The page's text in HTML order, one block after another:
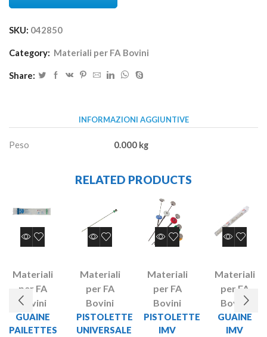
SKU: 042850
Category: Materiali per FA Bovini
Share:
INFORMAZIONI AGGIUNTIVE
Peso 0.000 kg
RELATED PRODUCTS
Materiali
per FA
Bovini
GUAINE
PAILETTES
Materiali
per FA
Bovini
PISTOLETTE
UNIVERSALE
Materiali
per FA
Bovini
PISTOLETTE
IMV
Materiali
per FA
Bovini
GUAINE
IMV